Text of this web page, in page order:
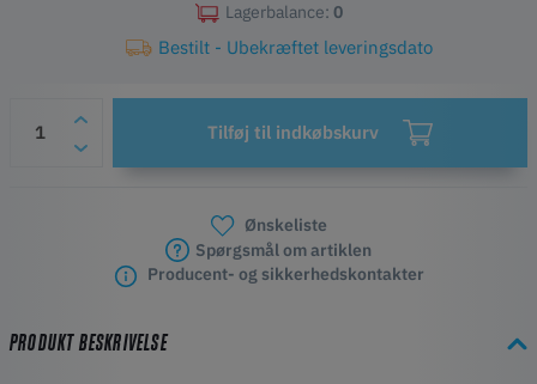
Lagerbalance: 0
Bestilt - Ubekræftet leveringsdato
Tilføj til indkøbskurv
Ønskeliste
Spørgsmål om artiklen
Producent- og sikkerhedskontakter
PRODUKT BESKRIVELSE